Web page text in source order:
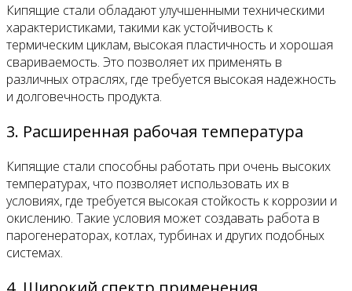
Кипящие стали обладают улучшенными техническими
характеристиками, такими как устойчивость к
термическим циклам, высокая пластичность и хорошая
свариваемость. Это позволяет их применять в
различных отраслях, где требуется высокая надежность
и долговечность продукта.
3. Расширенная рабочая температура
Кипящие стали способны работать при очень высоких
температурах, что позволяет использовать их в
условиях, где требуется высокая стойкость к коррозии и
окислению. Такие условия может создавать работа в
парогенераторах, котлах, турбинах и других подобных
системах.